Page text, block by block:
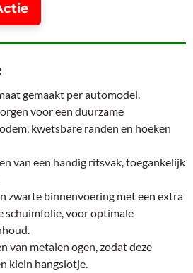
gemaakt per automodel.
voor een duurzame
kwetsbare randen en hoeken
van een handig ritsvak, toegankelijk
zwarte binnenvoering met een extra
schuimfolie, voor optimale
van metalen ogen, zodat deze
klein hangslotje.